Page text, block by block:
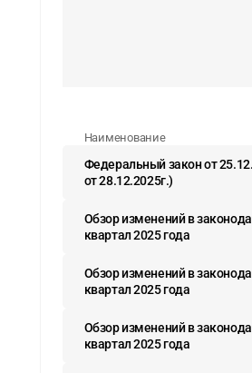
Наименование
Федеральный закон от
от 28.12.2025г.)
Обзор изменений в
квартал 2025 года
Обзор изменений в
квартал 2025 года
Обзор изменений в
квартал 2025 года